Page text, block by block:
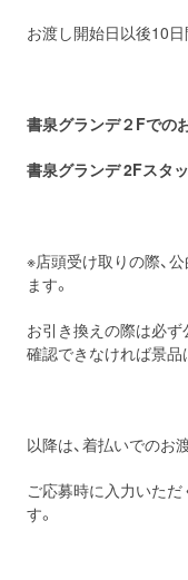
お渡し開始日以後10日
書泉グランデ２ Fでの
書泉グランデ2Fスタ
※店頭受け取りの際、
ます。
お引き換えの際は必ず
確認できなければ景品
以降は、着払いでのお
ご応募時に入力いた
す。